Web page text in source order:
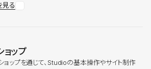
見る
ップ
ップを通じて、Studioの基本操作やサイト制作